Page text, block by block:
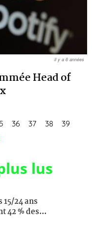
Head of
il y a 6 années
36 37 38 39
lus
24 ans
42 % des...